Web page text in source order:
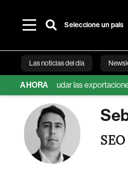
Seleccione un país
Las noticias del día
AHORA
para reanudar las exportaciones